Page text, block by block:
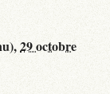
29 octobre